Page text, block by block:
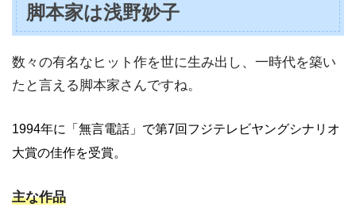
脚本家は浅野妙子
数々の有名なヒット作を世に生み出し、一時代を築い
たと言える脚本家さんですね。
1994年に「無言電話」で第7回フジテレビヤングシナリオ
大賞の佳作を受賞。
主な作品